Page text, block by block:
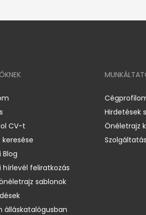
CV-t
Blog
hírlevél feliratkozás
sablonok
álláskatalógusban
Hirdetések
Önéletrajz